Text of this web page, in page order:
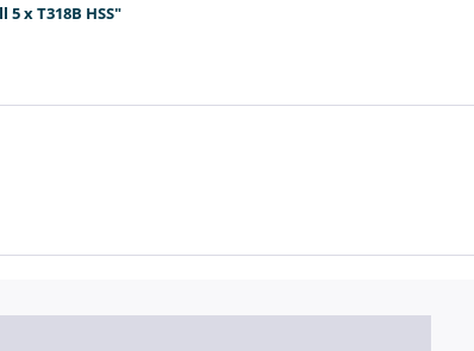
x T318B HSS"